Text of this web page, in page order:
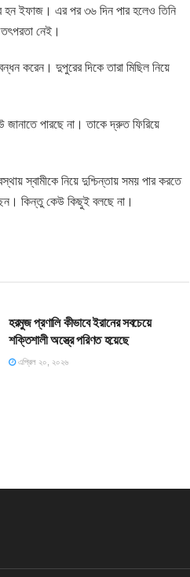
হন ইফাজ। এর পর ৩৬ দিন পার হলেও তিনি
তৎপরতা নেই।
করেন। দুপুরের দিকে তারা মিছিল নিয়ে
পারছে না। তাকে দ্রুত ফিরিয়ে
স্বামীকে নিয়ে দুশ্চিন্তায় সময় পার করতে
কিন্তু কেউ কিছুই বলছে না।
হরমুজ প্রণালি কীভাবে ইরানের সবচেয়ে
শক্তিশালী অস্ত্রে পরিণত হয়েছে
এপ্রিল ২০, ২০২৬